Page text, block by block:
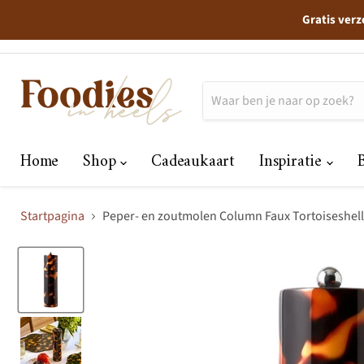
Gratis
Home Shop Cadeaukaart Inspiratie
Startpagina Peper- en zoutmolen Column Faux